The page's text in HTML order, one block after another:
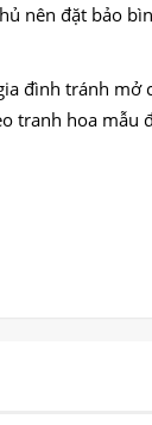
nên đặt bảo
đình tránh
tranh hoa mẫu